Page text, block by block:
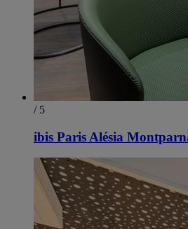
/ 5
ibis Paris Alésia